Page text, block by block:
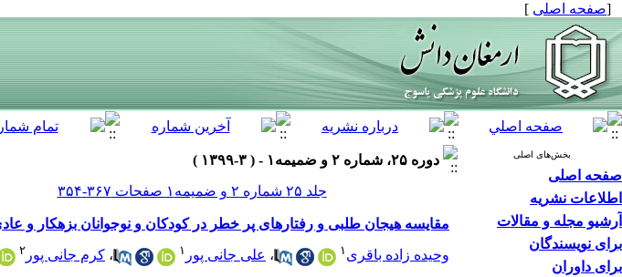
[صفحه اصلی ]
بخش‌های اصلی
صفحه اصلی
اطلاعات نشریه
آرشیو مجله و مقالات
برای نویسندگان
برای داوران
دوره ۲۵، شماره ۲ و ضمیمه۱ - ( ۳-۱۳۹۹ )
جلد ۲۵ شماره ۲ و ضمیمه۱ صفحات ۳۶۷-۳۵۴
مقایسه هیجان طلبی و رفتارهای پر خطر در کودکان و نوجوانان بزهکار و
وحیده زاده باقری ۱ ، علی جانی پور ۱ ، کرم جانی پور ۲